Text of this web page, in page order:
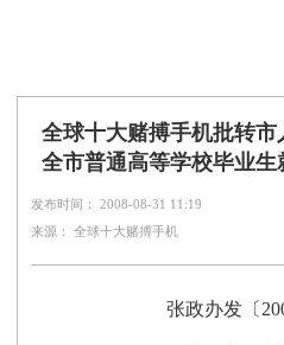
全球十大赌搏手机批转市
全市普通高等学校毕业
发布时间： 2008-08-31 11:19
来源： 全球十大赌搏手机
张政办发〔